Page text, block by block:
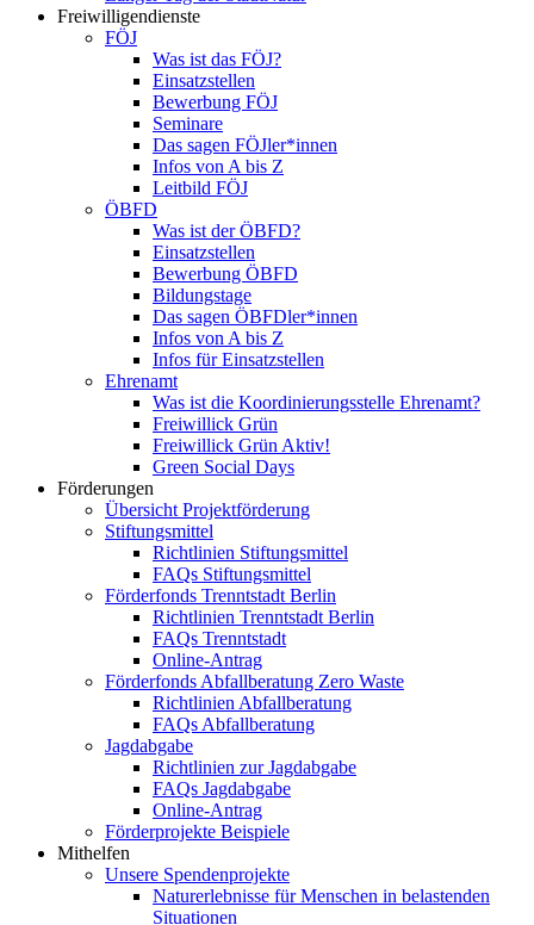
Freiwilligendienste
FÖJ
Was ist das FÖJ?
Einsatzstellen
Bewerbung FÖJ
Seminare
Das sagen FÖJler*innen
Infos von A bis Z
Leitbild FÖJ
ÖBFD
Was ist der ÖBFD?
Einsatzstellen
Bewerbung ÖBFD
Bildungstage
Das sagen ÖBFDler*innen
Infos von A bis Z
Infos für Einsatzstellen
Ehrenamt
Was ist die Koordinierungsstelle Ehrenamt?
Freiwillick Grün
Freiwillick Grün Aktiv!
Green Social Days
Förderungen
Übersicht Projektförderung
Stiftungsmittel
Richtlinien Stiftungsmittel
FAQs Stiftungsmittel
Förderfonds Trenntstadt Berlin
Richtlinien Trenntstadt Berlin
FAQs Trenntstadt
Online-Antrag
Förderfonds Abfallberatung Zero Waste
Richtlinien Abfallberatung
FAQs Abfallberatung
Jagdabgabe
Richtlinien zur Jagdabgabe
FAQs Jagdabgabe
Online-Antrag
Förderprojekte Beispiele
Mithelfen
Unsere Spendenprojekte
Naturerlebnisse für Menschen in belastenden
Situationen